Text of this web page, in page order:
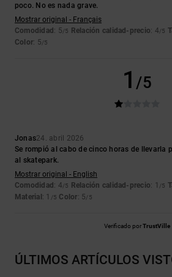
poco. No es nada grave.
Mostrar original - Français
Comodidad : 5/5 Relación calidad-precio: 4/5
Color: 5/5
1/5
Jonas24. abril 2026
Se rompió al cabo de cinco horas de llevarla
al skatepark.
Mostrar original - English
Comodidad : 4/5 Relación calidad-precio: 1 /5
Material : 1 /5 Color: 5/5
Verificado porTrustVille
ÚLTIMOS ARTÍCULOS